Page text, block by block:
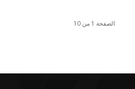
الصفحة 1 من 10